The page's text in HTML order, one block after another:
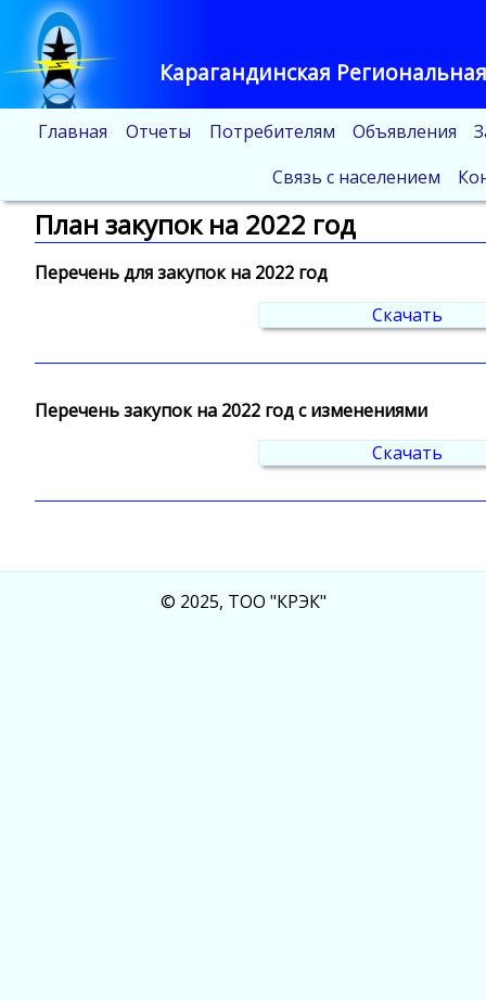
Карагандинская
Главная Отчеты Потребителям Объявления
Связь с населением
План закупок на 2022 год
Перечень для закупок на 2022 год
Скачать
Перечень закупок на 2022 год с изменениями
Скачать
© 2025, ТОО "КРЭК"